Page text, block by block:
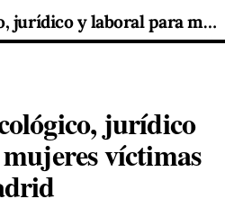
Más apoyo psicológico, jurídico y laboral para mujeres víctimas de trata en Madrid
jurídico
víctimas